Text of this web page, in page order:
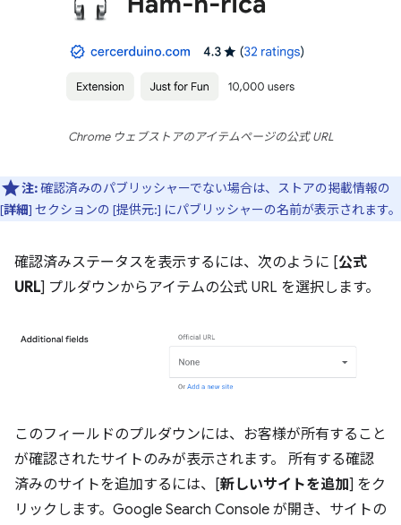
Chrome ウェブストアのアイテムページの公式 URL
注:確認済みのパブリッシャーでない場合は、ストアの掲載情報の
[詳細] セクションの [提供元:] にパブリッシャーの名前が表示されます。
確認済みステータスを表示するには、次のように [公式
URL] プルダウンからアイテムの公式 URL を選択します。
このフィールドのプルダウンには、お客様が所有すること
が確認されたサイトのみが表示されます。 所有する確認
済みのサイトを追加するには、[新しいサイトを追加] をク
リックします。Google Search Console が開き、サイトの